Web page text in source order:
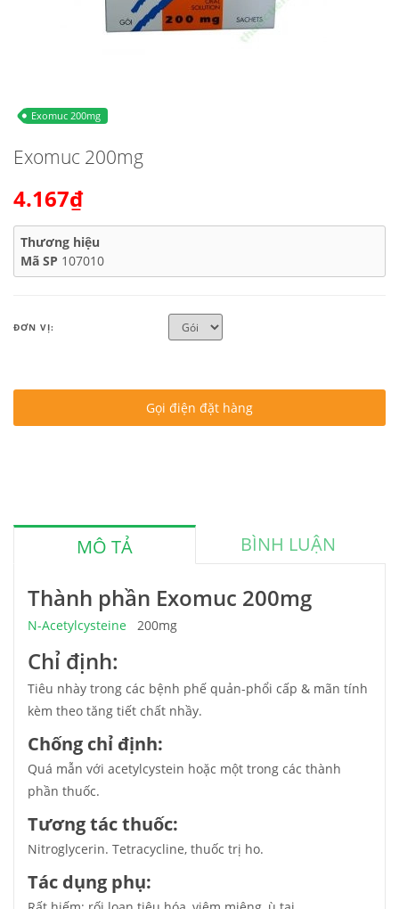
Exomuc 200mg
Exomuc 200mg
4.167₫
Thương hiệu
Mã SP 107010
ĐƠN VỊ:
Gọi điện đặt hàng
MÔ TẢ BÌNH LUẬN
Thành phần Exomuc 200mg
N-Acetylcysteine 200mg
Chỉ định:
Tiêu nhày trong các bệnh phế quản-phổi cấp & mãn tính
kèm theo tăng tiết chất nhầy.
Chống chỉ định:
Quá mẫn với acetylcystein hoặc một trong các thành
phần thuốc.
Tương tác thuốc:
Nitroglycerin. Tetracycline, thuốc trị ho.
Tác dụng phụ: